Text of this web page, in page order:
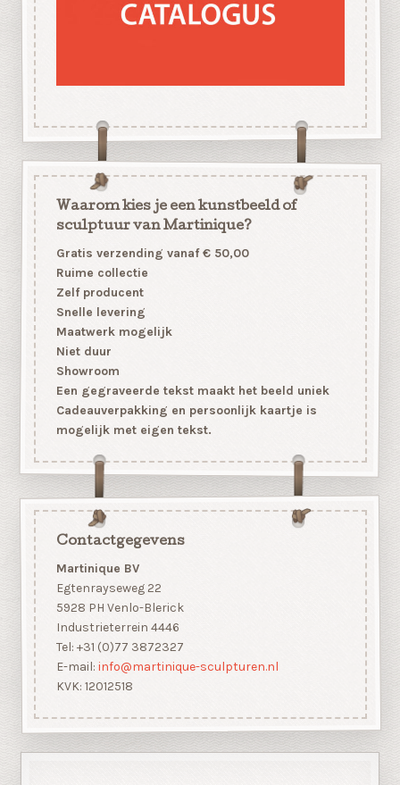
Waarom kies je een kunstbeeld of
sculptuur van Martinique?
Gratis verzending vanaf € 50,00
Ruime collectie
Zelf producent
Snelle levering
Maatwerk mogelijk
Niet duur
Showroom
Een gegraveerde tekst maakt het beeld uniek
Cadeauverpakking en persoonlijk kaartje is
mogelijk met eigen tekst.
Contactgegevens
Martinique BV
Egtenrayseweg 22
5928 PH Venlo-Blerick
Industrieterrein 4446
Tel: +31 (0)77 3872327
E-mail: info@martinique-sculpturen.nl
KVK: 12012518